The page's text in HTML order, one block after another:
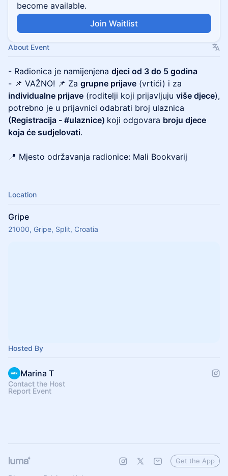
become available.
Join Waitlist
About Event
- Radionica je namijenjena djeci od 3 do 5 godina
- 📌 VAŽNO! 📌 Za grupne prijave (vrtići) i za
individualne prijave (roditelji koji prijavljuju više djece),
potrebno je u prijavnici odabrati broj ulaznica
(Registracija - #ulaznice) koji odgovara broju djece
koja će sudjelovati.
📍 Mjesto održavanja radionice: Mali Bookvarij
Location
Gripe
21000, Gripe, Split, Croatia
Hosted By
Marina T
Contact the Host
Report Event
Get the App